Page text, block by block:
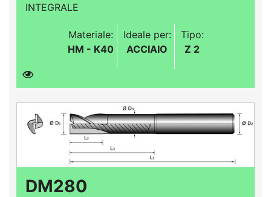
INTEGRALE
Materiale:
HM - K40
Ideale per:
ACCIAIO
Tipo:
Z 2
DM280